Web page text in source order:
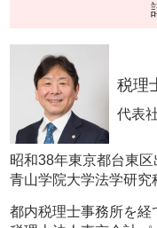
税理
代表
昭和38年東京都台東区
青山学院大学法学研究
都内税理士事務所を経